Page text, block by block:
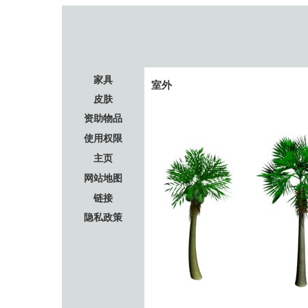
家具
皮肤
资助物品
使用权限
主页
网站地图
链接
隐私政策
室外